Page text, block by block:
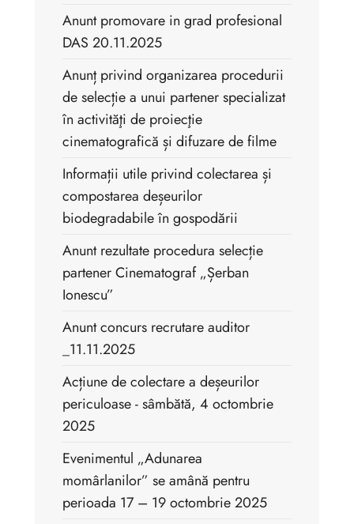
Anunt promovare in grad profesional
DAS 20.11.2025
Anunț privind organizarea procedurii
de selecție a unui partener specializat
în activităţi de proiecţie
cinematografică și difuzare de filme
Informații utile privind colectarea și
compostarea deșeurilor
biodegradabile în gospodării
Anunt rezultate procedura selecție
partener Cinematograf „Șerban
Ionescu”
Anunt concurs recrutare auditor
_11.11.2025
Acțiune de colectare a deșeurilor
periculoase - sâmbătă, 4 octombrie
2025
Evenimentul „Adunarea
momârlanilor” se amână pentru
perioada 17 – 19 octombrie 2025